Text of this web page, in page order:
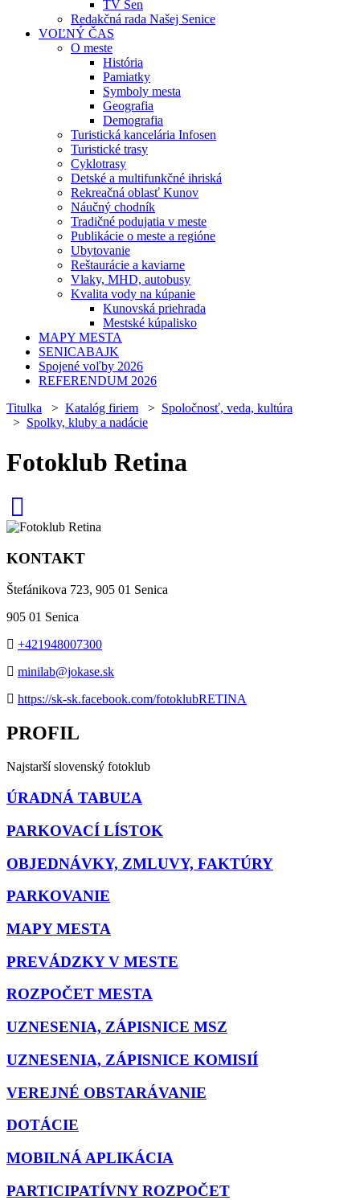
TV Sen
Redakčná rada Našej Senice
VOĽNÝ ČAS
O meste
História
Pamiatky
Symboly mesta
Geografia
Demografia
Turistická kancelária Infosen
Turistické trasy
Cyklotrasy
Detské a multifunkčné ihriská
Rekreačná oblasť Kunov
Náučný chodník
Tradičné podujatia v meste
Publikácie o meste a regióne
Ubytovanie
Reštaurácie a kaviarne
Vlaky, MHD, autobusy
Kvalita vody na kúpanie
Kunovská priehrada
Mestské kúpalisko
MAPY MESTA
SENICABAJK
Spojené voľby 2026
REFERENDUM 2026
Titulka > Katalóg firiem > Spoločnosť, veda, kultúra
> Spolky, kluby a nadácie
Fotoklub Retina
KONTAKT
Štefánikova 723, 905 01 Senica
905 01 Senica
+421948007300
minilab@jokase.sk
https://sk-sk.facebook.com/fotoklubRETINA
PROFIL
Najstarší slovenský fotoklub
ÚRADNÁ TABUĽA
PARKOVACÍ LÍSTOK
OBJEDNÁVKY, ZMLUVY, FAKTÚRY
PARKOVANIE
MAPY MESTA
PREVÁDZKY V MESTE
ROZPOČET MESTA
UZNESENIA, ZÁPISNICE MSZ
UZNESENIA, ZÁPISNICE KOMISIÍ
VEREJNÉ OBSTARÁVANIE
DOTÁCIE
MOBILNÁ APLIKÁCIA
PARTICIPATÍVNY ROZPOČET